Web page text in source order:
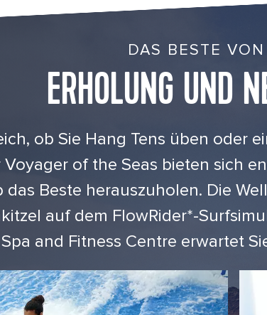
DAS BESTE
ERHOLUNG UND
ob Sie Hang Tens üben oder
Voyager of the Seas bieten sich
das Beste herauszuholen. Die
auf dem FlowRider*-
Spa and Fitness Centre erwartet